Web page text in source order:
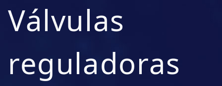
Válvulas
reguladoras